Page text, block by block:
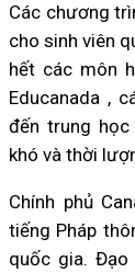
Các chương
cho sinh viên
hết các môn
Educanada ,
đến trung học
khó và thời
Chính phủ
tiếng Pháp
quốc gia. Đạo